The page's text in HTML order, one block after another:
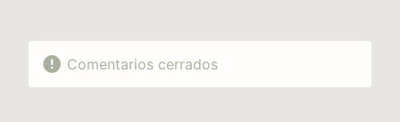
Comentarios cerrados